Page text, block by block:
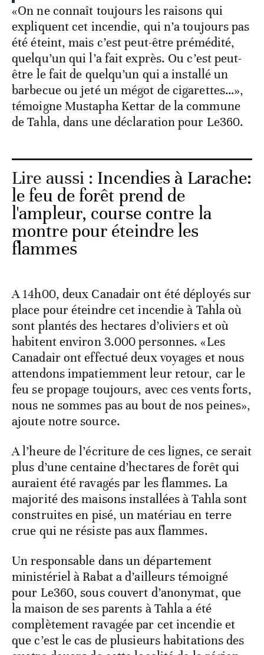
«On ne connaît toujours les raisons qui
expliquent cet incendie, qui n’a toujours pas
été éteint, mais c’est peut-être prémédité,
quelqu’un qui l’a fait exprès. Ou c’est peut-
être le fait de quelqu’un qui a installé un
barbecue ou jeté un mégot de cigarettes…»,
témoigne Mustapha Kettar de la commune
de Tahla, dans une déclaration pour Le360.
Lire aussi : Incendies à Larache:
le feu de forêt prend de
l'ampleur, course contre la
montre pour éteindre les
flammes
A 14h00, deux Canadair ont été déployés sur
place pour éteindre cet incendie à Tahla où
sont plantés des hectares d’oliviers et où
habitent environ 3.000 personnes. «Les
Canadair ont effectué deux voyages et nous
attendons impatiemment leur retour, car le
feu se propage toujours, avec ces vents forts,
nous ne sommes pas au bout de nos peines»,
ajoute notre source.
A l’heure de l’écriture de ces lignes, ce serait
plus d’une centaine d’hectares de forêt qui
auraient été ravagés par les flammes. La
majorité des maisons installées à Tahla sont
construites en pisé, un matériau en terre
crue qui ne résiste pas aux flammes.
Un responsable dans un département
ministériel à Rabat a d’ailleurs témoigné
pour Le360, sous couvert d’anonymat, que
la maison de ses parents à Tahla a été
complètement ravagée par cet incendie et
que c’est le cas de plusieurs habitations des